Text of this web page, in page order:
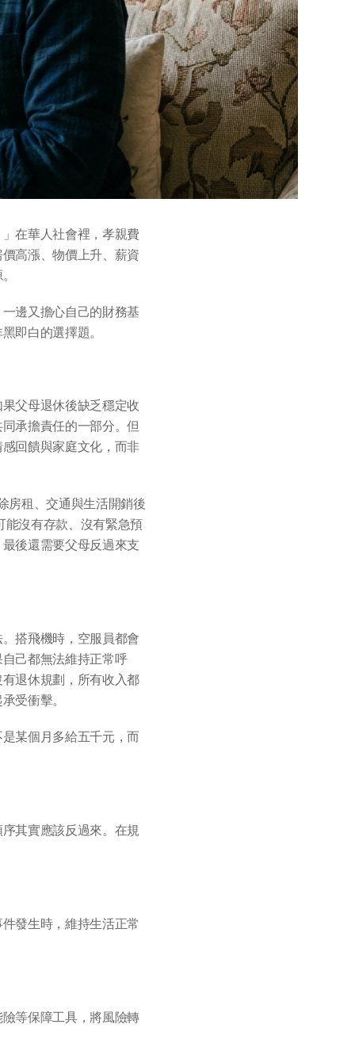
在華人社會裡，孝親費
高漲、物價上升、薪資
邊又擔心自己的財務基
即白的選擇題。
父母退休後缺乏穩定收
承擔責任的一部分。但
回饋與家庭文化，而非
租、交通與生活開銷後
沒有存款、沒有緊急預
後還需要父母反過來支
搭飛機時，空服員都會
己都無法維持正常呼
退休規劃，所有收入都
受衝擊。
某個月多給五千元，而
其實應該反過來。在規
發生時，維持生活正常
等保障工具，將風險轉